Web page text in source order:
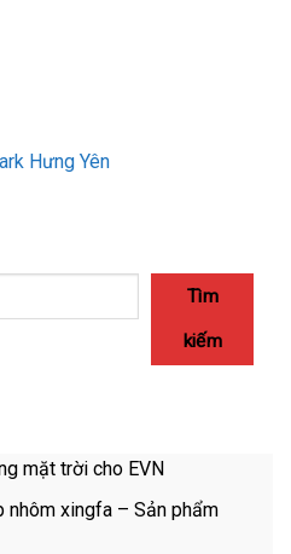
Hưng Yên
Tìm
kiếm
mặt trời cho EVN
nhôm xingfa – Sản phẩm